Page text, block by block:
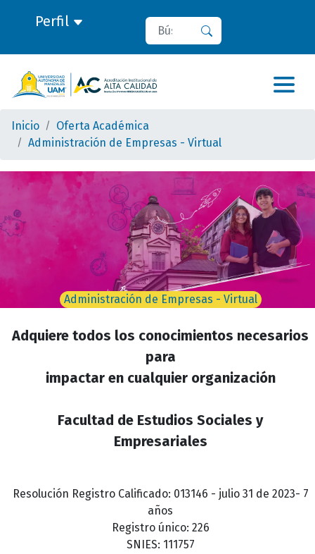
Perfil Buscar
Inicio
Oferta Académica
Administración de Empresas - Virtual
Administración de Empresas - Virtual
Adquiere todos los conocimientos necesarios
para
impactar en cualquier organización
Facultad de Estudios Sociales y
Empresariales
Resolución Registro Calificado: 013146 - julio 31 de 2023- 7
años
Registro único: 226
SNIES: 111757